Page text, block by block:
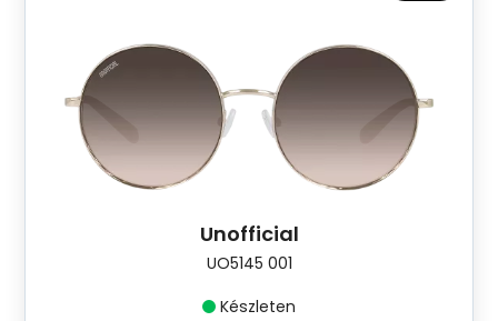
Unofficial
UO5145 001
Készleten